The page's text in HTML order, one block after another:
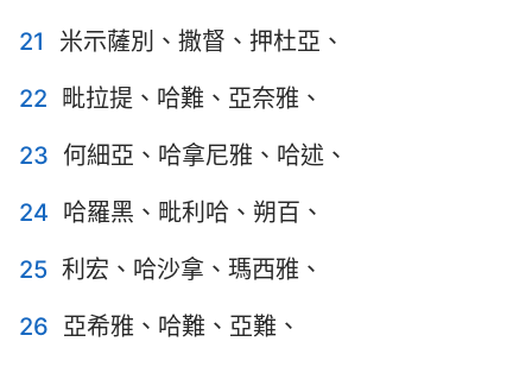
21
米示薩別、撒督、押杜亞、
22 毗拉提、哈難、亞奈雅、
23 何細亞、哈拿尼雅、哈述、
24 哈羅黑、毗利哈、朔百、
25 利宏、哈沙拿、瑪西雅、
26 亞希雅、哈難、亞難、